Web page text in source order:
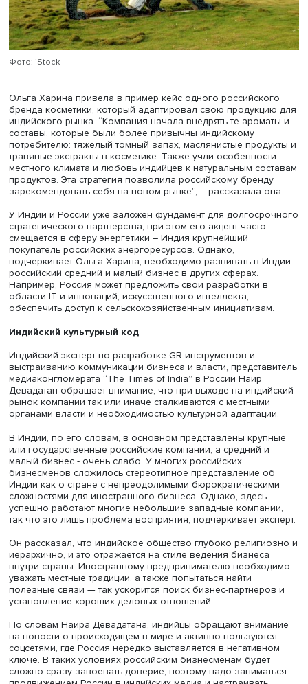
экономикой, где будут востребованы продукты питания
новые идеи для сельского хозяйства.
Еще один ключ к успеху продукта на новом рынке —
требованиям целевой аудитории. Индия - настоящая
контрастов, и здесь необходимо учитывать
потребительских предпочтений, которые могут
варьироваться от региона к региону.
Фото: iStock
Ольга Харина привела в пример кейс одного
бренда косметики, который адаптировал свою
индийского рынка. “Компания начала внедрять те
составы, которые были более привычны индийскому
потребителю: тяжелый томный запах, маслянистые
травяные экстракты в косметике. Также учли
местного климата и любовь индийцев к натуральным
продуктов. Эта стратегия позволила российскому
зарекомендовать себя на новом рынке”, – рассказала
У Индии и России уже заложен фундамент для
стратегического партнерства, при этом его акцент часто
смещается в сферу энергетики – Индия крупнейший
покупатель российских энергоресурсов. Однако,
подчеркивает Ольга Харина, необходимо развивать в
российский средний и малый бизнес в других сферах.
Например, Россия может предложить свои разработки в
области IT и инноваций, искусственного интеллекта,
обеспечить доступ к сельскохозяйственным